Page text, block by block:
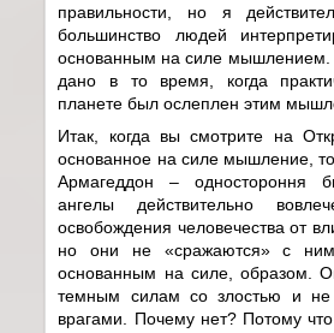
правильности, но я
большинство людей
основанным на силе мышлением.
дано в то время, когда
планете был ослеплен этим
Итак, когда вы смотрите на
основанное на силе мышление,
Армагеддон – одностороння
ангелы действительно
освобождения человечества от
но они не «сражаются» с
основанным на силе, образом.
темным силам со злостью и не
врагами. Почему нет? Потому